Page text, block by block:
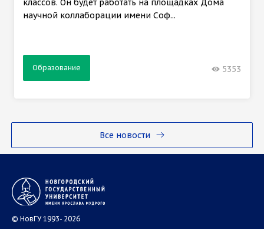
Все новости
классов. Он будет работать на площадках Дома
научной коллаборации имени Соф...
Образование 5353
© НовГУ 1993- 2026